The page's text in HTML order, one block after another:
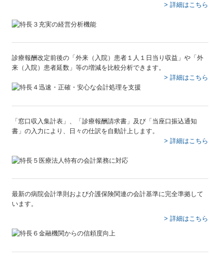
経営改善オンデマンド講座
創業支援サービス
円満な相続・事業承継を支援
求人情報
お客様の声
よくあるご質問
> 詳細はこちら
診療報酬改定前後の「外来（入院）患者１人１日当り収益」や「外
来（入院）患者延数」等の増減を比較分析できます。
> 詳細はこちら
「窓口収入集計表」、「診療報酬請求書」及び「当座口振込通知
書」の入力により、日々の仕訳を自動計上します。
> 詳細はこちら
最新の病院会計準則および介護保険関連の会計基準に完全準拠して
います。
> 詳細はこちら